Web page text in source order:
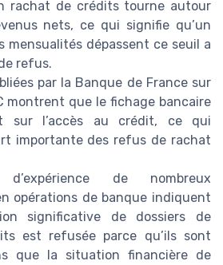
rachat de crédits tourne autour
nets, ce qui signifie qu’un
mensualités dépassent ce seuil a
refus.
par la Banque de France sur
montrent que le fichage bancaire
sur l’accès au crédit, ce qui
importante des refus de rachat
de nombreux
opérations de banque indiquent
significative de dossiers de
est refusée parce qu’ils sont
que la situation financière de